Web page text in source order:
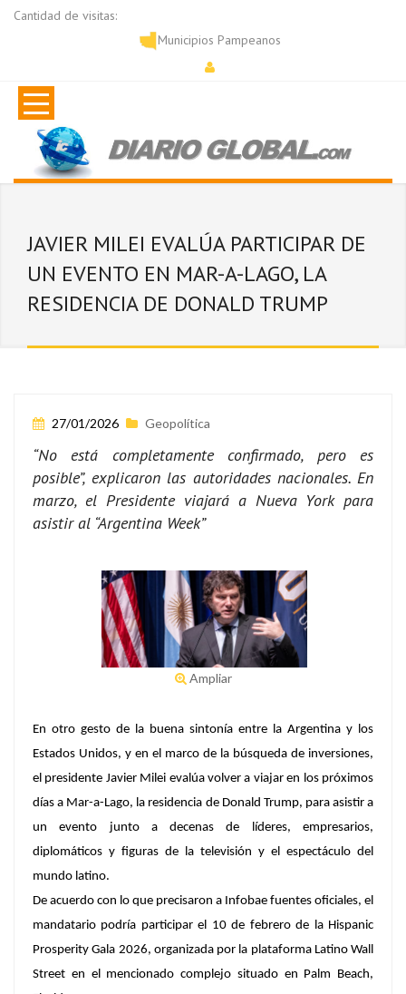
Cantidad de visitas:
Municipios Pampeanos
JAVIER MILEI EVALÚA PARTICIPAR DE
UN EVENTO EN MAR-A-LAGO, LA
RESIDENCIA DE DONALD TRUMP
27/01/2026 Geopolítica
“No está completamente confirmado, pero es
posible”, explicaron las autoridades nacionales. En
marzo, el Presidente viajará a Nueva York para
asistir al “Argentina Week”
Ampliar
En otro gesto de la buena sintonía entre la Argentina y los
Estados Unidos, y en el marco de la búsqueda de inversiones,
el presidente Javier Milei evalúa volver a viajar en los próximos
días a Mar-a-Lago, la residencia deDonald Trump, para asistir a
un evento junto a decenas de líderes, empresarios,
diplomáticos y figuras de la televisión y el espectáculo del
mundo latino.
De acuerdo con lo que precisaron a Infobae fuentes oficiales, el
mandatario podría participar el 10 de febrero de la Hispanic
Prosperity Gala 2026, organizada por la plataforma Latino Wall
Street en el mencionado complejo situado en Palm Beach,